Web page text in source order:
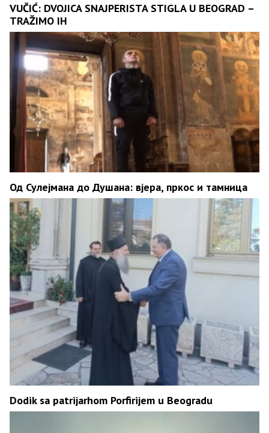
VUČIĆ: DVOJICA SNAJPERISTA STIGLA U BEOGRAD –
TRAŽIMO IH
Од Сулејмана до Душана: вјера, пркос и тамница
Dodik sa patrijarhom Porfirijem u Beogradu